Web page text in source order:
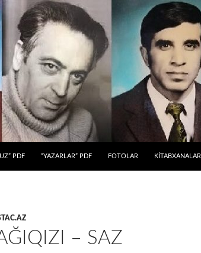
PDF “YAZARLAR” PDF FOTOLAR KİTABXANALAR
– SAZ